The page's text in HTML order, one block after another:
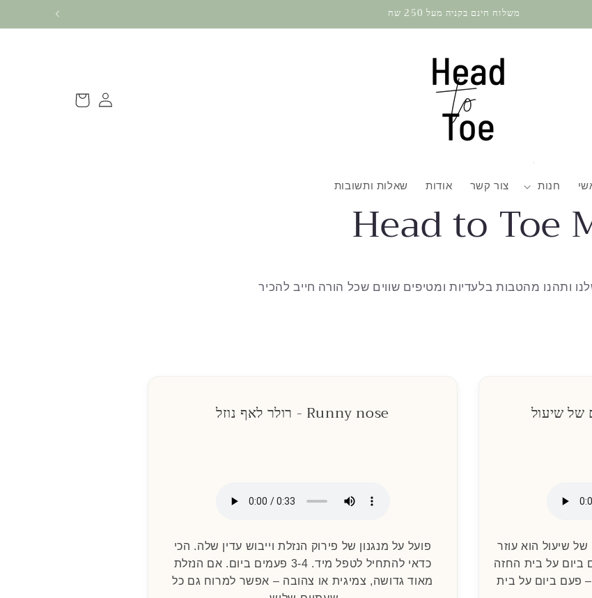
משלוח חינם בקניה מעל 250 שח
חנות צור קשר אודות שאלות ותשובות
התחברותעגלה
Head to Toe
ותהנו מהטבות בלעדיות ומטיפים שווים שכל הורה חייב להכיר
שיעול הוא עוזר
את השיעול. 3-4 פעמים ביום על בית החזה
פעם ביום על בית
Runny nose - רולר לאף נוזל
פועל על מנגנון של פירוק הנזלת וייבוש עדין שלה. הכי
כדאי להתחיל לטפל מיד. 3-4 פעמים ביום. אם הנזלת
מאוד גדושה, צמיגית או צהובה – אפשר למרוח גם כל